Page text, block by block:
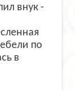
внук -
по
в